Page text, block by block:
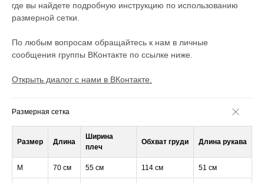
где вы найдете подробную инструкцию по использованию
размерной сетки.
По любым вопросам обращайтесь к нам в личные
сообщения группы ВКонтакте по ссылке ниже.
Открыть диалог с нами в ВКонтакте.
Размерная сетка
Размер Длина
Ширина
плеч
Обхват груди Длина рукава
M 70 см 55 см 114 см 51 см